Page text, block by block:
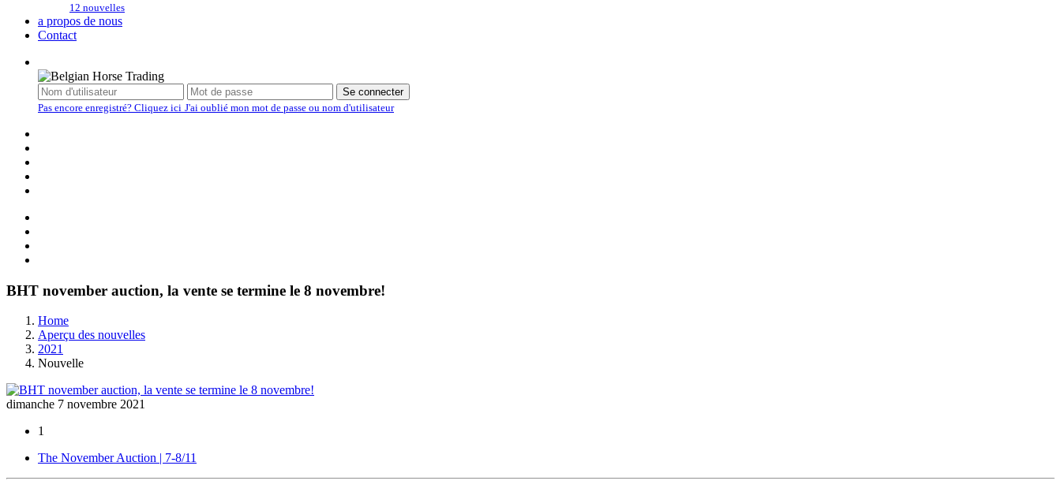
12 nouvelles
a propos de nous
Contact
Se connecter
Pas encore enregistré? Cliquez ici J'ai oublié mon mot de passe ou nom d'utilisateur
BHT november auction, la vente se termine le 8 novembre!
Home
Aperçu des nouvelles
2021
Nouvelle
dimanche 7 novembre 2021
1
The November Auction | 7-8/11